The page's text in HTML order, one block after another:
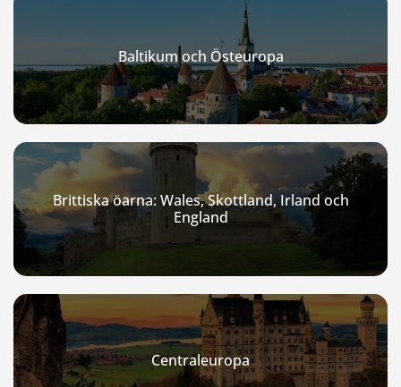
Baltikum och Östeuropa
Brittiska öarna: Wales, Skottland, Irland och
England
Centraleuropa